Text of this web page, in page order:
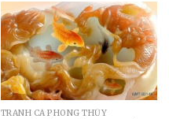
TRANH CÁ PHONG THỦY